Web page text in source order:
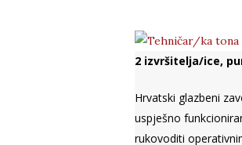
2 izvršitelja/ice,
Hrvatski glazbeni
uspješno
rukovoditi